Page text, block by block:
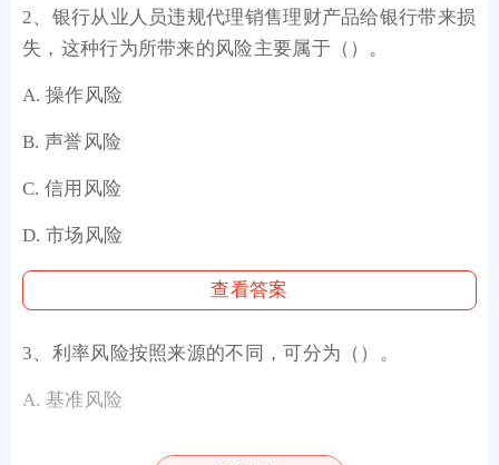
2、银行从业人员违规代理销售理财产品给银行带来损
失，这种行为所带来的风险主要属于（）。
A. 操作风险
B. 声誉风险
C. 信用风险
D. 市场风险
查看答案
3、利率风险按照来源的不同，可分为（）。
A. 基准风险